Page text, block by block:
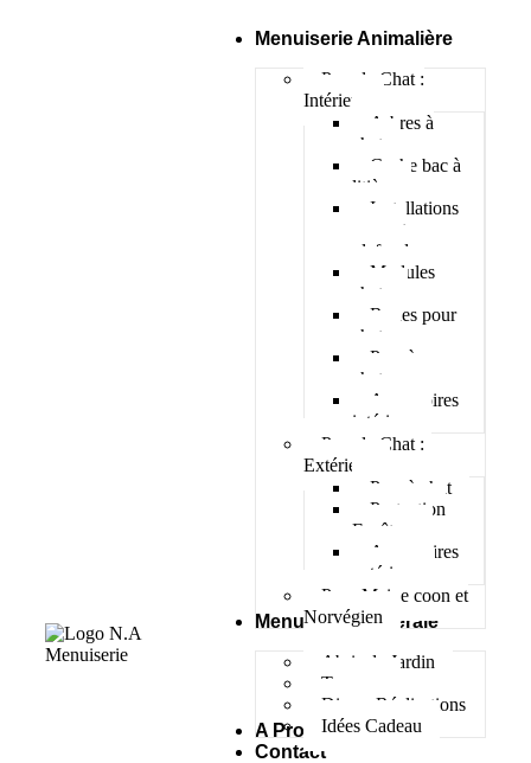
Menuiserie Animalière
Pour le Chat :
Intérieur
Arbres à
chat
Cache bac à
litière
Installations
murs et
plafonds
Modules
chats
Roues pour
chat
Parc à
chatons
Accessoires
intérieur
Pour le Chat :
Extérieur
Parc à chat
Protection
Fenêtres
Accessoires
extérieur
Pour Maine coon et
Norvégien
Menuiserie Générale
Abris de Jardin
Terrasse
Divers Réalisations
Idées Cadeau
A Propos
Contact